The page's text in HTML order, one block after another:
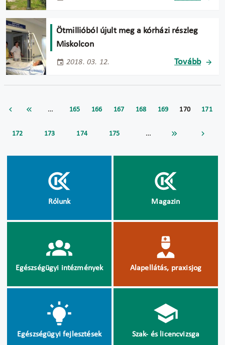
Ötmillióból újult meg a kórházi részleg
Miskolcon
2018. 03. 12. Tovább
… 165 166 167 168 169 170 171
172 173 174 175 …
Rólunk Magazin
Egészségügyi intézmények Alapellátás, praxisjog
Egészségügyi fejlesztések Szak- és licencvizsga